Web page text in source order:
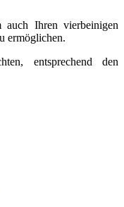
Ihren vierbeinigen
ermöglichen.
entsprechend den